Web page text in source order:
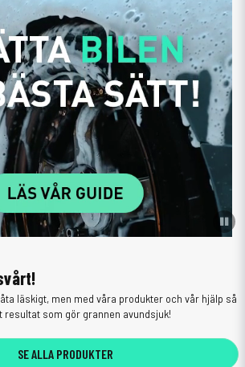
läskigt, men med våra produkter och vår hjälp så
resultat som gör grannen avundsjuk!
SE ALLA PRODUKTER